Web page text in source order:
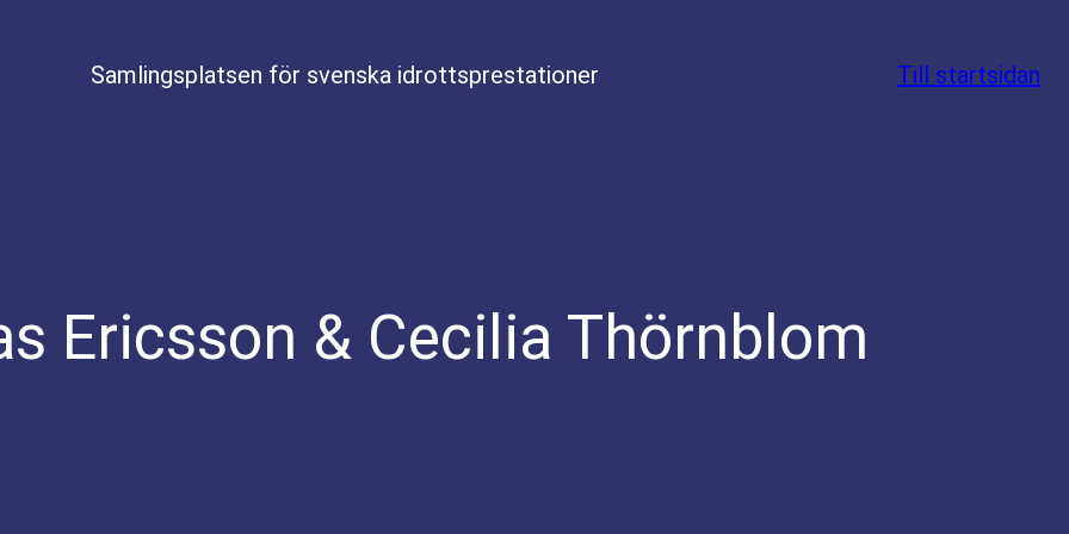
Samlingsplatsen för svenska idrottsprestationer Till startsidan
Ericsson & Cecilia Thörnblom